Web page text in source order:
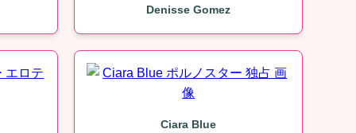
Denisse Gomez
Ciara Blue